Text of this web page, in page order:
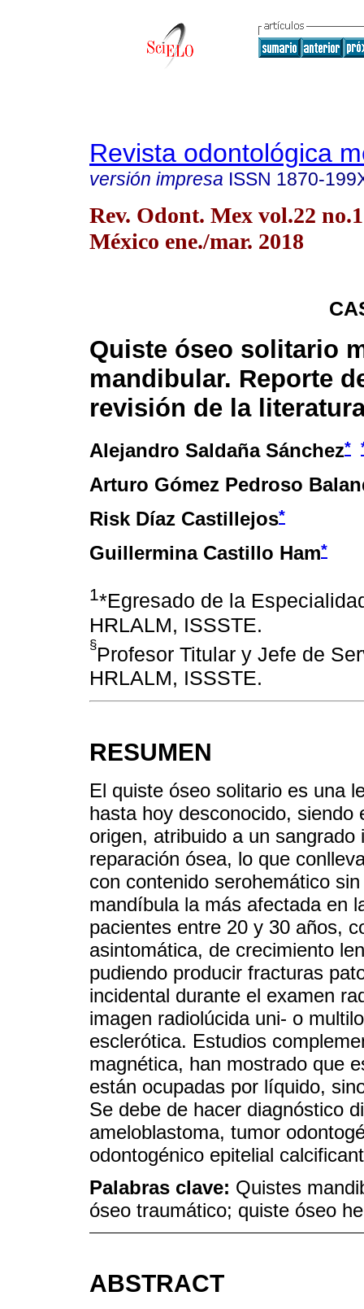
Revista odontológica
versión impresa ISSN 1870-
Rev. Odont. Mex vol.22
México ene./mar. 2018
Quiste óseo solitario
mandibular. Reporte
revisión de la
Alejandro Saldaña Sánchez*
Arturo Gómez Pedroso
Risk Díaz Castillejos*
Guillermina Castillo Ham*
1*Egresado de la
HRLALM, ISSSTE.
§Profesor Titular y Jefe de
HRLALM, ISSSTE.
RESUMEN
El quiste óseo solitario es una
hasta hoy desconocido,
origen, atribuido a un
reparación ósea, lo que
con contenido serohemático
mandíbula la más afectada en
pacientes entre 20 y 30 años,
asintomática, de crecimiento
pudiendo producir fracturas
incidental durante el examen
imagen radiolúcida uni- o
esclerótica. Estudios
magnética, han mostrado que
están ocupadas por líquido,
Se debe de hacer diagnóstico
ameloblastoma, tumor
odontogénico epitelial
Palabras clave: Quistes
óseo traumático; quiste óseo
ABSTRACT